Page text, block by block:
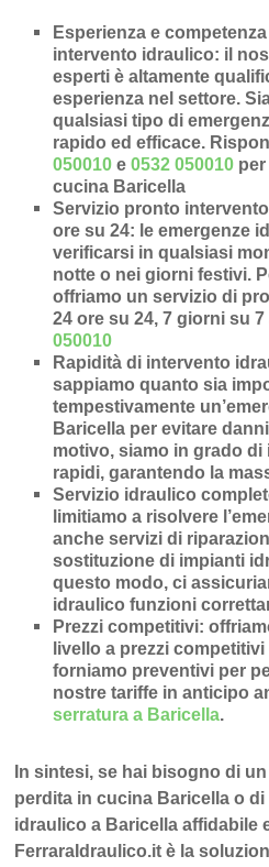
Esperienza e
intervento idraulico: il
esperti è altamente
esperienza nel settore.
qualsiasi tipo di
rapido ed efficace.
050010 e0532 050010
cucina Baricella
Servizio pronto
ore su 24: le emergenze
verificarsi in qualsiasi
notte o nei giorni festivi.
offriamo un servizio di
24 ore su 24, 7 giorni su
050010
Rapidità di intervento
sappiamo quanto sia
tempestivamente un’
Baricella per evitare
motivo, siamo in grado
rapidi, garantendo la
Servizio idraulico
limitiamo a risolvere l’
ancheservizi di
sostituzione di impianti
questo modo, ci
idraulico funzioni
Prezzi competitivi:
livello a prezzi
forniamo preventivi per
nostre tariffe in anticipo
serratura a Baricella.
In sintesi, se hai bisogno di
perdita in cucina Baricella o
idraulico a Baricella affidabile
FerraraIdraulico.it è la